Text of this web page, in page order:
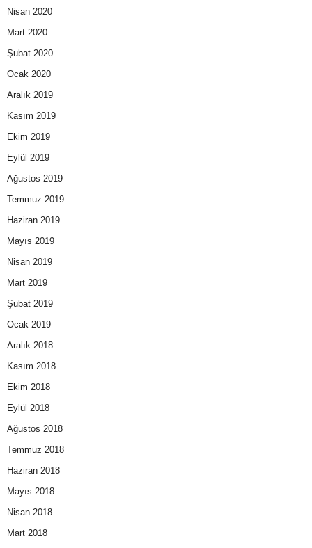
Nisan 2020
Mart 2020
Şubat 2020
Ocak 2020
Aralık 2019
Kasım 2019
Ekim 2019
Eylül 2019
Ağustos 2019
Temmuz 2019
Haziran 2019
Mayıs 2019
Nisan 2019
Mart 2019
Şubat 2019
Ocak 2019
Aralık 2018
Kasım 2018
Ekim 2018
Eylül 2018
Ağustos 2018
Temmuz 2018
Haziran 2018
Mayıs 2018
Nisan 2018
Mart 2018